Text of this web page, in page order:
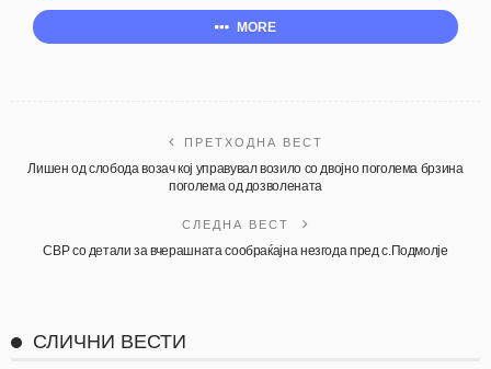
MORE
ПРЕТХОДНА ВЕСТ
Лишен од слобода возач кој управувал возило со двојно поголема брзина
поголема од дозволената
СЛЕДНА ВЕСТ
СВР со детали за вчерашната сообраќајна незгода пред с.Подмолје
СЛИЧНИ ВЕСТИ